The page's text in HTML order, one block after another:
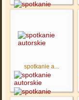
spotkanie a...